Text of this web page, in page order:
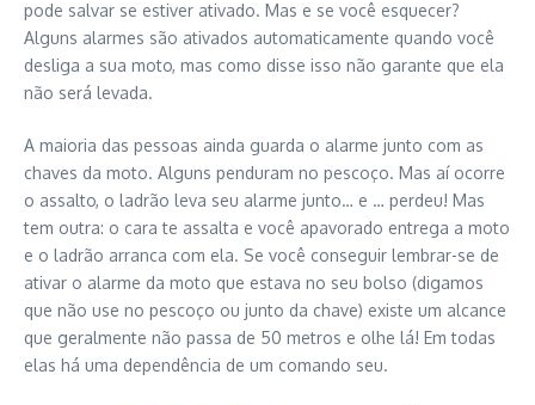
pode salvar se estiver ativado. Mas e se você esquecer?
Alguns alarmes são ativados automaticamente quando você
desliga a sua moto, mas como disse isso não garante que ela
não será levada.
A maioria das pessoas ainda guarda o alarme junto com as
chaves da moto. Alguns penduram no pescoço. Mas aí ocorre
o assalto, o ladrão leva seu alarme junto… e … perdeu! Mas
tem outra: o cara te assalta e você apavorado entrega a moto
e o ladrão arranca com ela. Se você conseguir lembrar-se de
ativar o alarme da moto que estava no seu bolso (digamos
que não use no pescoço ou junto da chave) existe um alcance
que geralmente não passa de 50 metros e olhe lá! Em todas
elas há uma dependência de um comando seu.